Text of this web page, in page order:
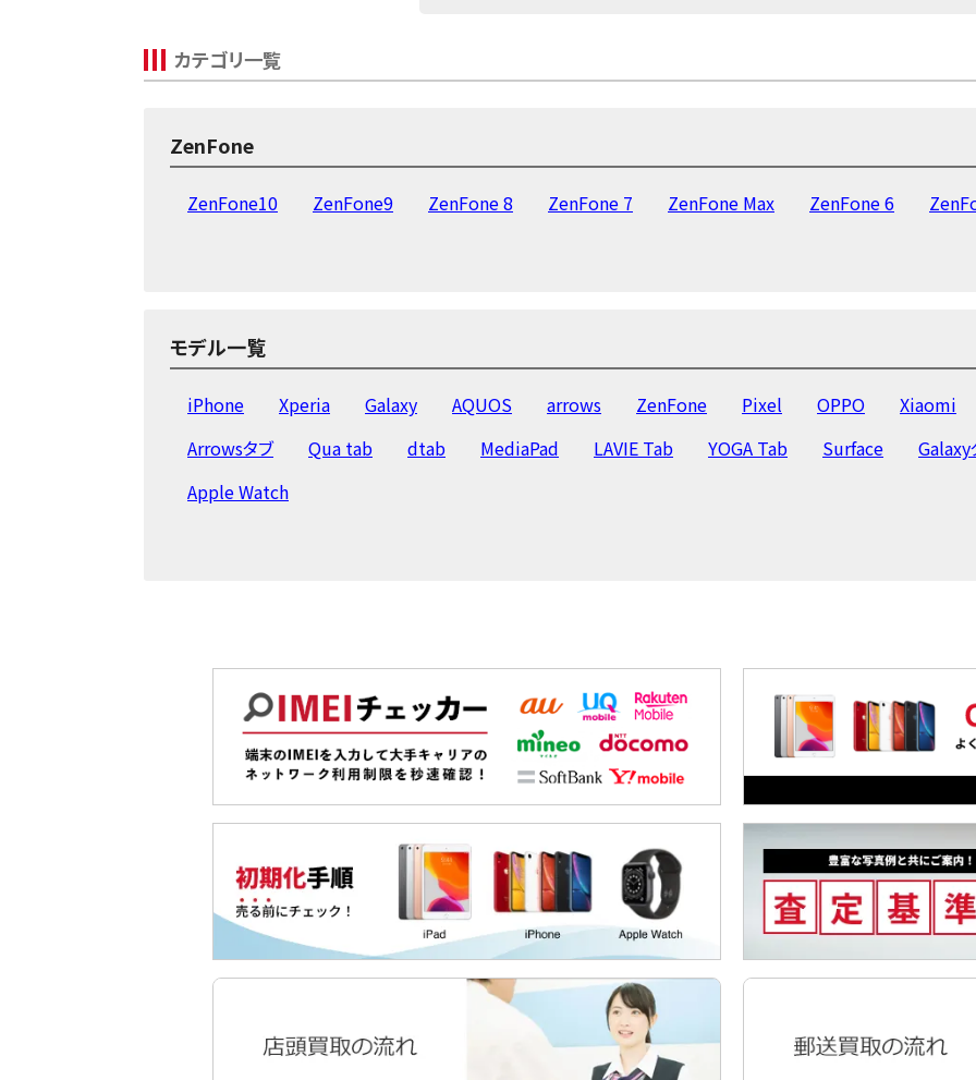
カテゴリ一覧
ZenFone
ZenFone10 ZenFone9 ZenFone 8 ZenFone 7 ZenFone Max ZenFone 6
モデル一覧
iPhone Xperia Galaxy AQUOS arrows ZenFone Pixel OPPO
Xiaomi
Arrowsタブ
Qua tab dtab MediaPad LAVIE Tab YOGA Tab Surface
Galaxy
Apple Watch